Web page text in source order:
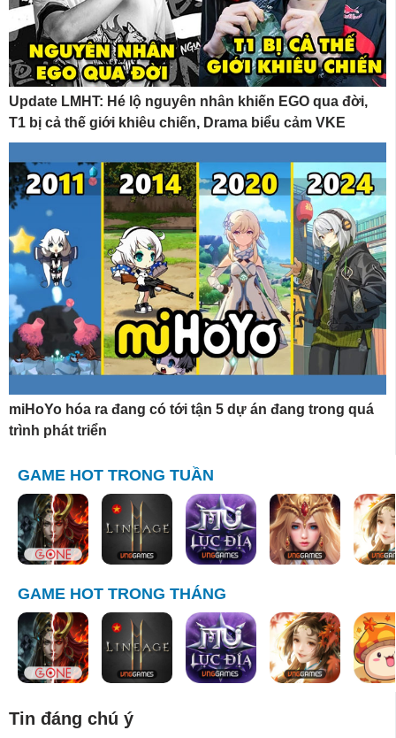
Update LMHT: Hé lộ nguyên nhân khiến EGO qua đời,
T1 bị cả thế giới khiêu chiến, Drama biểu cảm VKE
miHoYo hóa ra đang có tới tận 5 dự án đang trong quá
trình phát triển
GAME HOT TRONG TUẦN
GAME HOT TRONG THÁNG
Tin đáng chú ý